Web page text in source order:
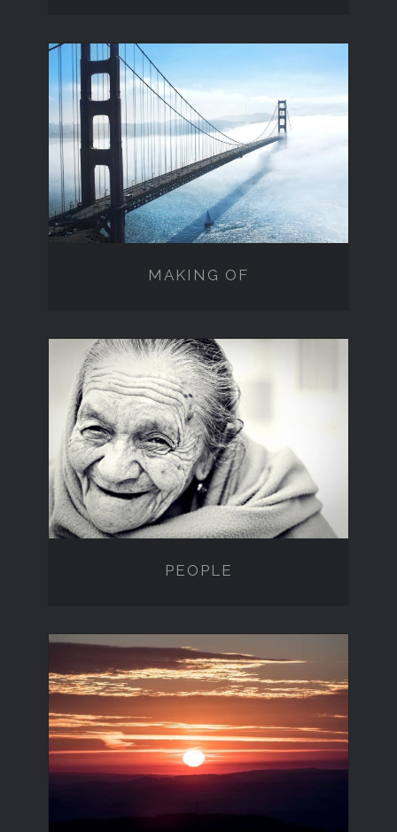
MAKING OF
MAKING OF
PEOPLE
PEOPLE
OUTDOOR